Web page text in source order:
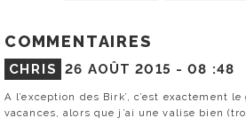
COMMENTAIRES
CHRIS 26 AOÛT 2015 -08 :48
A l’exception des Birk’, c’est exactement
vacances, alors que j’ai une valise bien